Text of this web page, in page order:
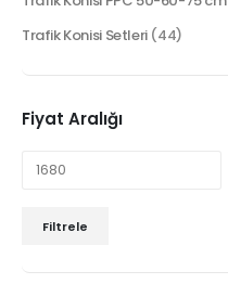
Trafik Konisi Setleri (44)
Fiyat Aralığı
Filtrele